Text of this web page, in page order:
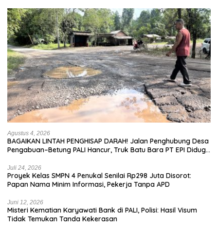
Agustus 4, 2026
BAGAIKAN LINTAH PENGHISAP DARAH! Jalan Penghubung Desa
Pengabuan–Betung PALI Hancur, Truk Batu Bara PT EPI Diduga
Juli 24, 2026
Proyek Kelas SMPN 4 Penukal Senilai Rp298 Juta Disorot:
Papan Nama Minim Informasi, Pekerja Tanpa APD
Juni 12, 2026
Misteri Kematian Karyawati Bank di PALI, Polisi: Hasil Visum
Tidak Temukan Tanda Kekerasan